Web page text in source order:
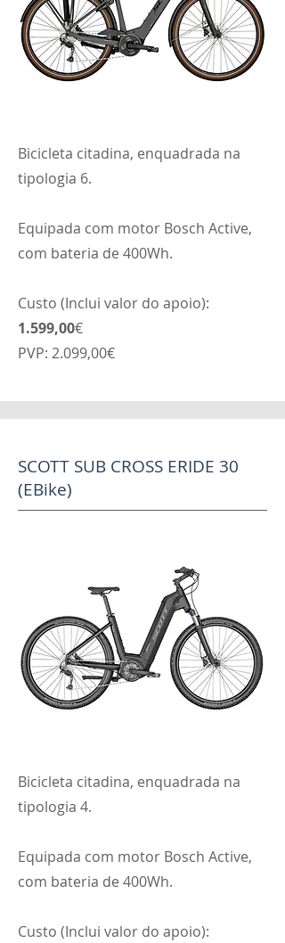
Bicicleta citadina, enquadrada na
tipologia 6.
Equipada com motor Bosch Active,
com bateria de 400Wh.
Custo (Inclui valor do apoio):
1.599,00€
PVP: 2.099,00€
SCOTT SUB CROSS ERIDE 30
(EBike)
Bicicleta citadina, enquadrada na
tipologia 4.
Equipada com motor Bosch Active,
com bateria de 400Wh.
Custo (Inclui valor do apoio):